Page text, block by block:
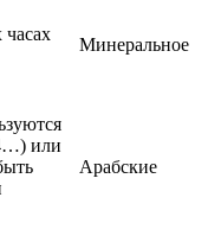
Минеральное
или
Арабские